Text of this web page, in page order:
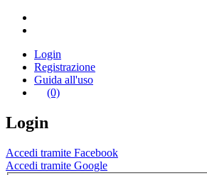
Login
Registrazione
Guida all'uso
(0)
Login
Accedi tramite Facebook
Accedi tramite Google